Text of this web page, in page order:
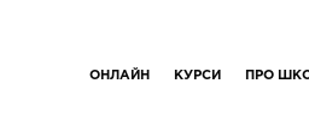
ОНЛАЙН КУРСИ ПРО